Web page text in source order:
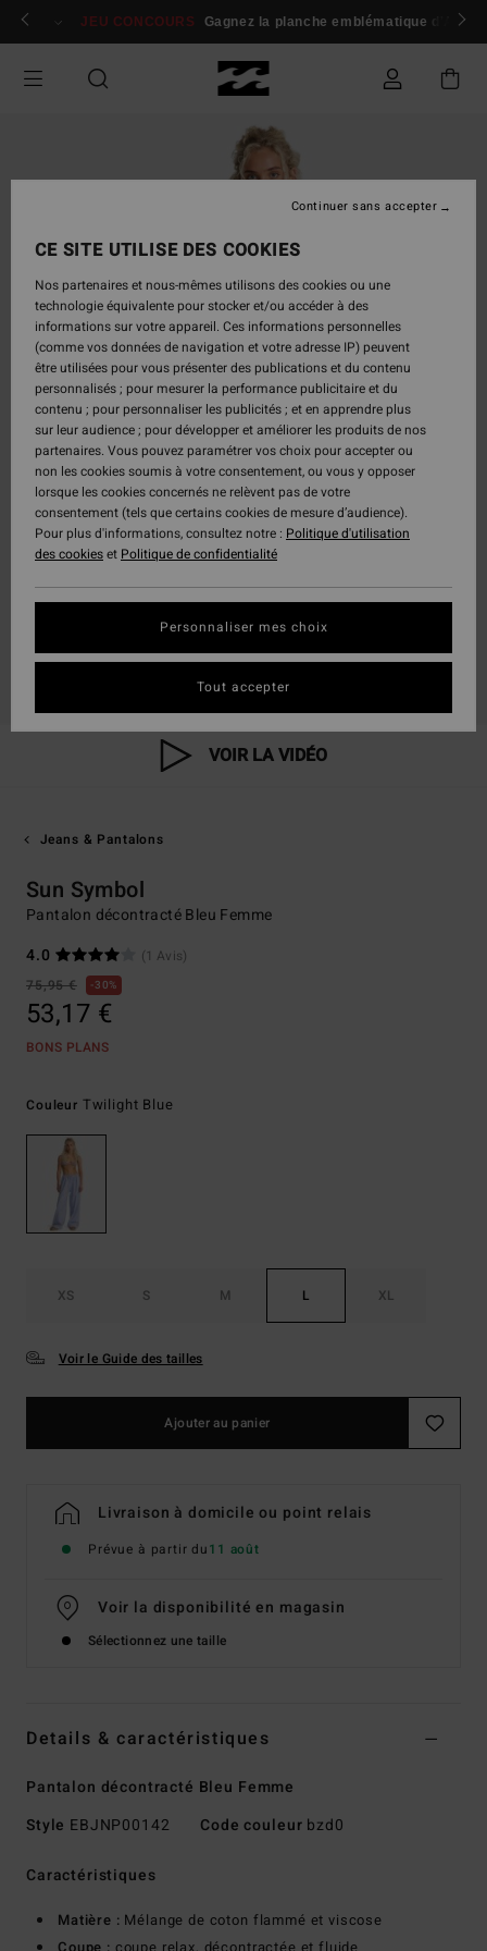
Passer
Se connecter / s'inscrire
JEU CONCOURS Gagnez la planche emblématique d'Andy
VOIR LA VIDÉO
Jeans & Pantalons
Sun Symbol
Pantalon décontracté Bleu Femme
4.0
(1 Avis)
75,95 €
30%
53,17 €
BONS PLANS
Couleur Twilight Blue
XS S M L XL
Voir le Guide des tailles
Ajouter au panier
Livraison à domicile ou point relais
Prévue à partir du11 août
Voir la disponibilité en magasin
Sélectionnez une taille
Details & caractéristiques
Pantalon décontracté Bleu Femme
Style EBJNP00142 Code couleur bzd0
Caractéristiques
Matière : Mélange de coton flammé et viscose
CE SITE UTILISE DES COOKIES
Nos partenaires et nous-mêmes utilisons des cookies ou une
technologie équivalente pour stocker et/ou accéder à des
informations sur votre appareil. Ces informations personnelles
(comme vos données de navigation et votre adresse IP) peuvent
être utilisées pour vous présenter des publications et du contenu
personnalisés ; pour mesurer la performance publicitaire et du
contenu ; pour personnaliser les publicités ; et en apprendre plus
sur leur audience ; pour développer et améliorer les produits de nos
partenaires. Vous pouvez paramétrer vos choix pour accepter ou
non les cookies soumis à votre consentement, ou vous y opposer
lorsque les cookies concernés ne relèvent pas de votre
consentement (tels que certains cookies de mesure d’audience).
Pour plus d'informations, consultez notre : Politique d'utilisation
des cookieset Politique de confidentialité
Personnaliser mes choix
Continuer sans accepter
Tout accepter